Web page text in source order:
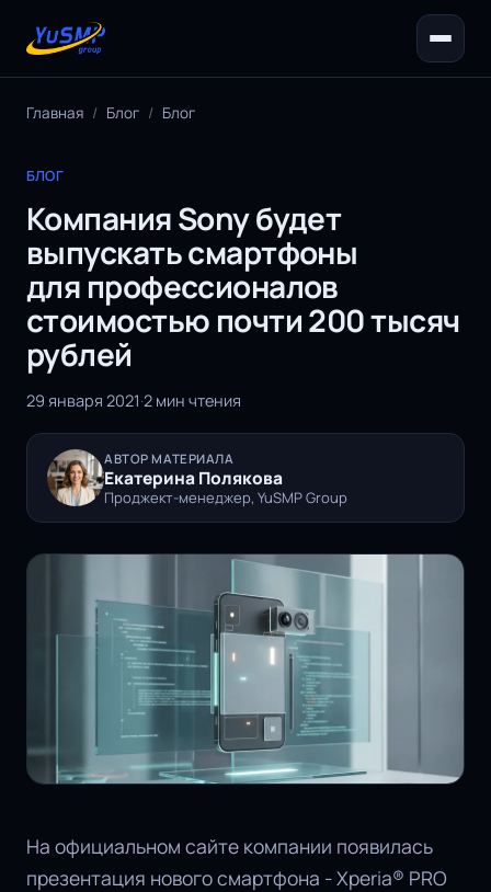
Главная / Блог / Блог
БЛОГ
Компания Sony будет
выпускать смартфоны
для профессионалов
стоимостью почти 200 тысяч
рублей
29 января 2021·2 мин чтения
АВТОР МАТЕРИАЛА
Екатерина Полякова
Проджект-менеджер, YuSMP Group
На официальном сайте компании появилась
презентация нового смартфона - Xperia® PRO